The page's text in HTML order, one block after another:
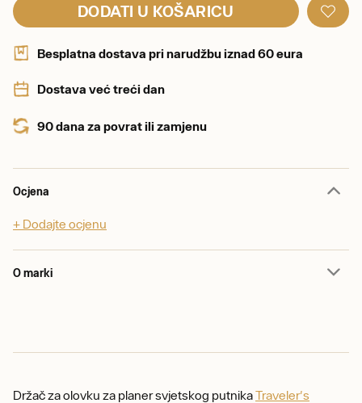
DODATI U KOŠARICU
Besplatna dostava pri narudžbu iznad 60 eura
Dostava već treći dan
90 dana za povrat ili zamjenu
Ocjena
+ Dodajte ocjenu
O marki
Držač za olovku za planer svjetskog putnikaTraveler's